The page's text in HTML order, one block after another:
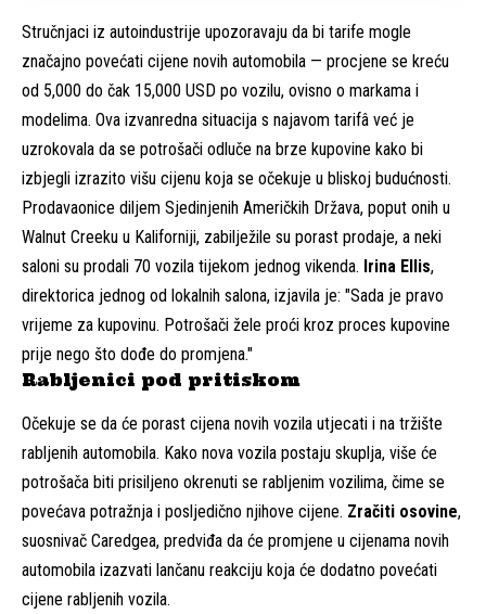
Stručnjaci iz autoindustrije upozoravaju da bi tarife mogle
značajno povećati cijene novih automobila — procjene se kreću
od 5,000 do čak 15,000 USD po vozilu, ovisno o markama i
modelima. Ova izvanredna situacija s najavom tarifâ već je
uzrokovala da se potrošači odluče na brze kupovine kako bi
izbjegli izrazito višu cijenu koja se očekuje u bliskoj budućnosti.
Prodavaonice diljem Sjedinjenih Američkih Država, poput onih u
Walnut Creeku u Kaliforniji, zabilježile su porast prodaje, a neki
saloni su prodali 70 vozila tijekom jednog vikenda. Irina Ellis,
direktorica jednog od lokalnih salona, izjavila je: "Sada je pravo
vrijeme za kupovinu. Potrošači žele proći kroz proces kupovine
prije nego što dođe do promjena."
Rabljenici pod pritiskom
Očekuje se da će porast cijena novih vozila utjecati i na tržište
rabljenih automobila. Kako nova vozila postaju skuplja, više će
potrošača biti prisiljeno okrenuti se rabljenim vozilima, čime se
povećava potražnja i posljedično njihove cijene. Zračiti osovine,
suosnivač Caredgea, predviđa da će promjene u cijenama novih
automobila izazvati lančanu reakciju koja će dodatno povećati
cijene rabljenih vozila.